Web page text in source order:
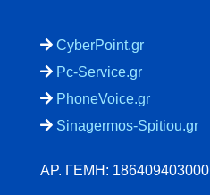
CyberPoint.gr
Pc-Service.gr
PhoneVoice.gr
Sinagermos-Spitiou.gr
ΑΡ. ΓΕΜΗ: 186409403000